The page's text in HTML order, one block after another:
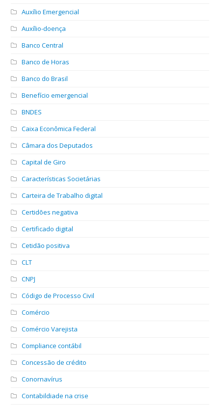
Auxílio Emergencial
Auxílio-doença
Banco Central
Banco de Horas
Banco do Brasil
Benefício emergencial
BNDES
Caixa Econômica Federal
Câmara dos Deputados
Capital de Giro
Características Societárias
Carteira de Trabalho digital
Certidões negativa
Certificado digital
Cetidão positiva
CLT
CNPJ
Código de Processo Civil
Comércio
Comércio Varejista
Compliance contábil
Concessão de crédito
Conornavírus
Contabildiade na crise